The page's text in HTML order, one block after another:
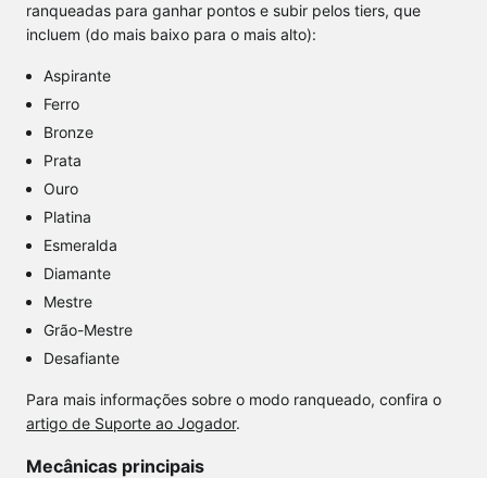
ranqueadas para ganhar pontos e subir pelos tiers, que
incluem (do mais baixo para o mais alto):
Aspirante
Ferro
Bronze
Prata
Ouro
Platina
Esmeralda
Diamante
Mestre
Grão-Mestre
Desafiante
Para mais informações sobre o modo ranqueado, confira o
artigo de Suporte ao Jogador.
Mecânicas principais